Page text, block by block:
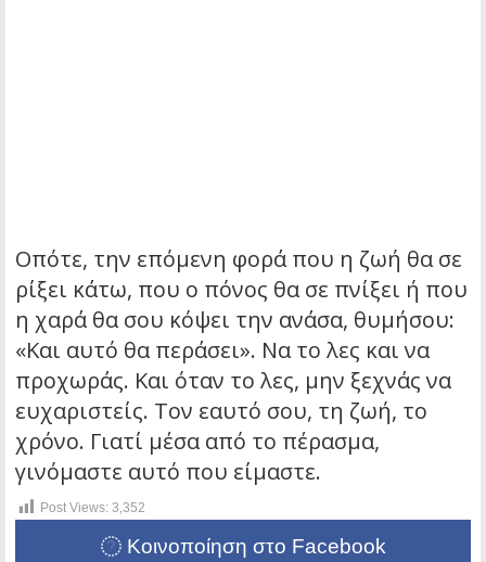
Οπότε, την επόμενη φορά που η ζωή θα σε
ρίξει κάτω, που ο πόνος θα σε πνίξει ή που
η χαρά θα σου κόψει την ανάσα, θυμήσου:
«Και αυτό θα περάσει». Να το λες και να
προχωράς. Και όταν το λες, μην ξεχνάς να
ευχαριστείς. Τον εαυτό σου, τη ζωή, το
χρόνο. Γιατί μέσα από το πέρασμα,
γινόμαστε αυτό που είμαστε.
Post Views: 3,352
Κοινοποίηση στο Facebook